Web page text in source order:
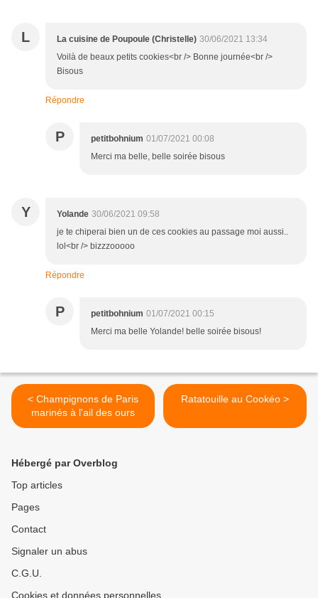
L La cuisine de Poupoule (Christelle) 30/06/2021 13:34
Voilà de beaux petits cookies<br /> Bonne journée<br />
Bisous
Répondre
P petitbohnium 01/07/2021 00:08
Merci ma belle, belle soirée bisous
Y Yolande 30/06/2021 09:58
je te chiperai bien un de ces cookies au passage moi aussi..
lol<br /> bizzzooooo
Répondre
P petitbohnium 01/07/2021 00:15
Merci ma belle Yolande! belle soirée bisous!
< Champignons de Paris
marinés à l'ail des ours
Ratatouille au Cookéo >
Hébergé par Overblog
Top articles
Pages
Contact
Signaler un abus
C.G.U.
Cookies et données personnelles